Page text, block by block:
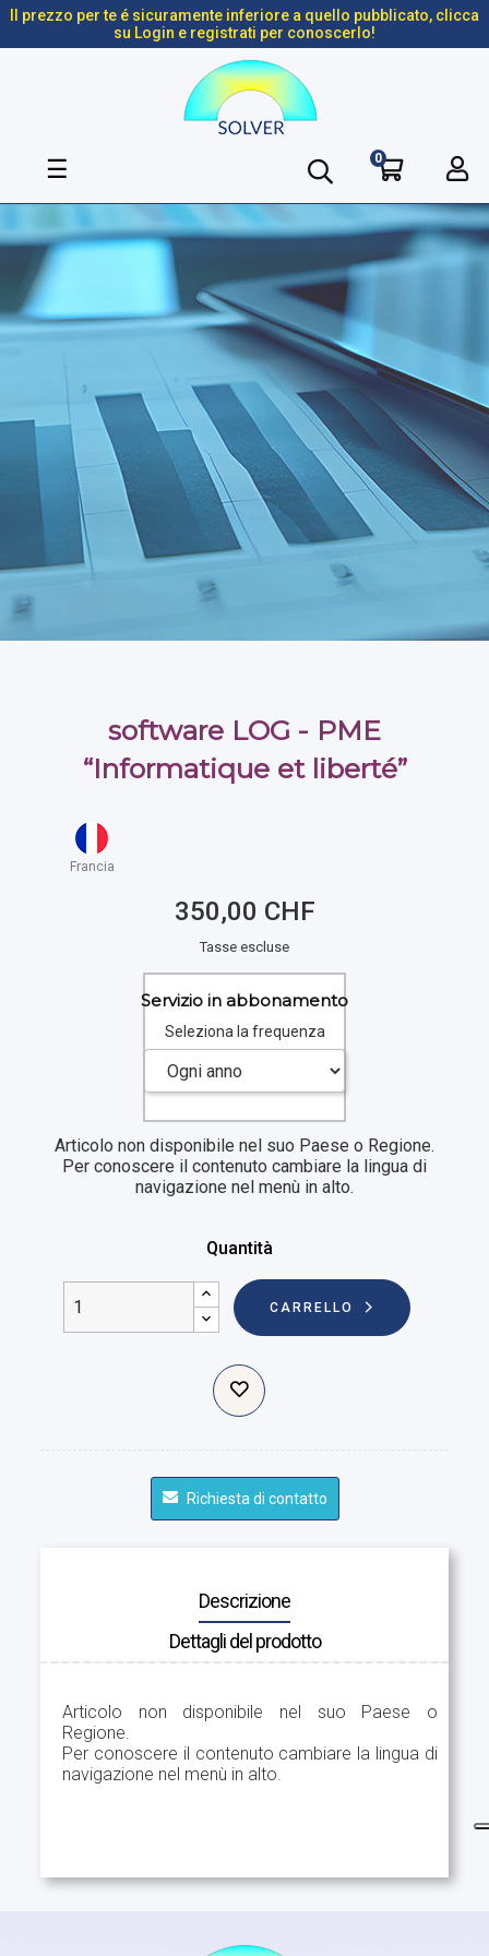
Il prezzo per te é sicuramente inferiore a quello pubblicato, clicca
su Login e registrati per conoscerlo!
navigazione
☰ 0
software LOG - PME
“Informatique et liberté”
Francia
350,00 CHF
Tasse escluse
Servizio in abbonamento
Seleziona la frequenza
Articolo non disponibile nel suo Paese o Regione.
Per conoscere il contenuto cambiare la lingua di
navigazione nel menù in alto.
Quantità
CARRELLO
Richiesta di contatto
Descrizione
Dettagli del prodotto
Articolo non disponibile nel suo Paese o
Regione.
Per conoscere il contenuto cambiare la lingua di
navigazione nel menù in alto.